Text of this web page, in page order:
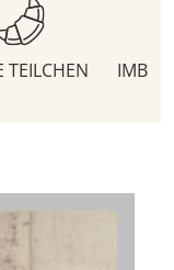
TEILCHEN